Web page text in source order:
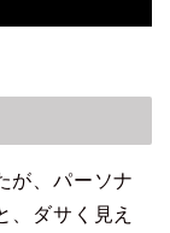
が、パーソナ
、ダサく見え